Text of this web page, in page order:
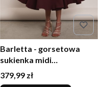
Barletta - gorsetowa
sukienka midi
burgundowa
Cena
379,99 zł